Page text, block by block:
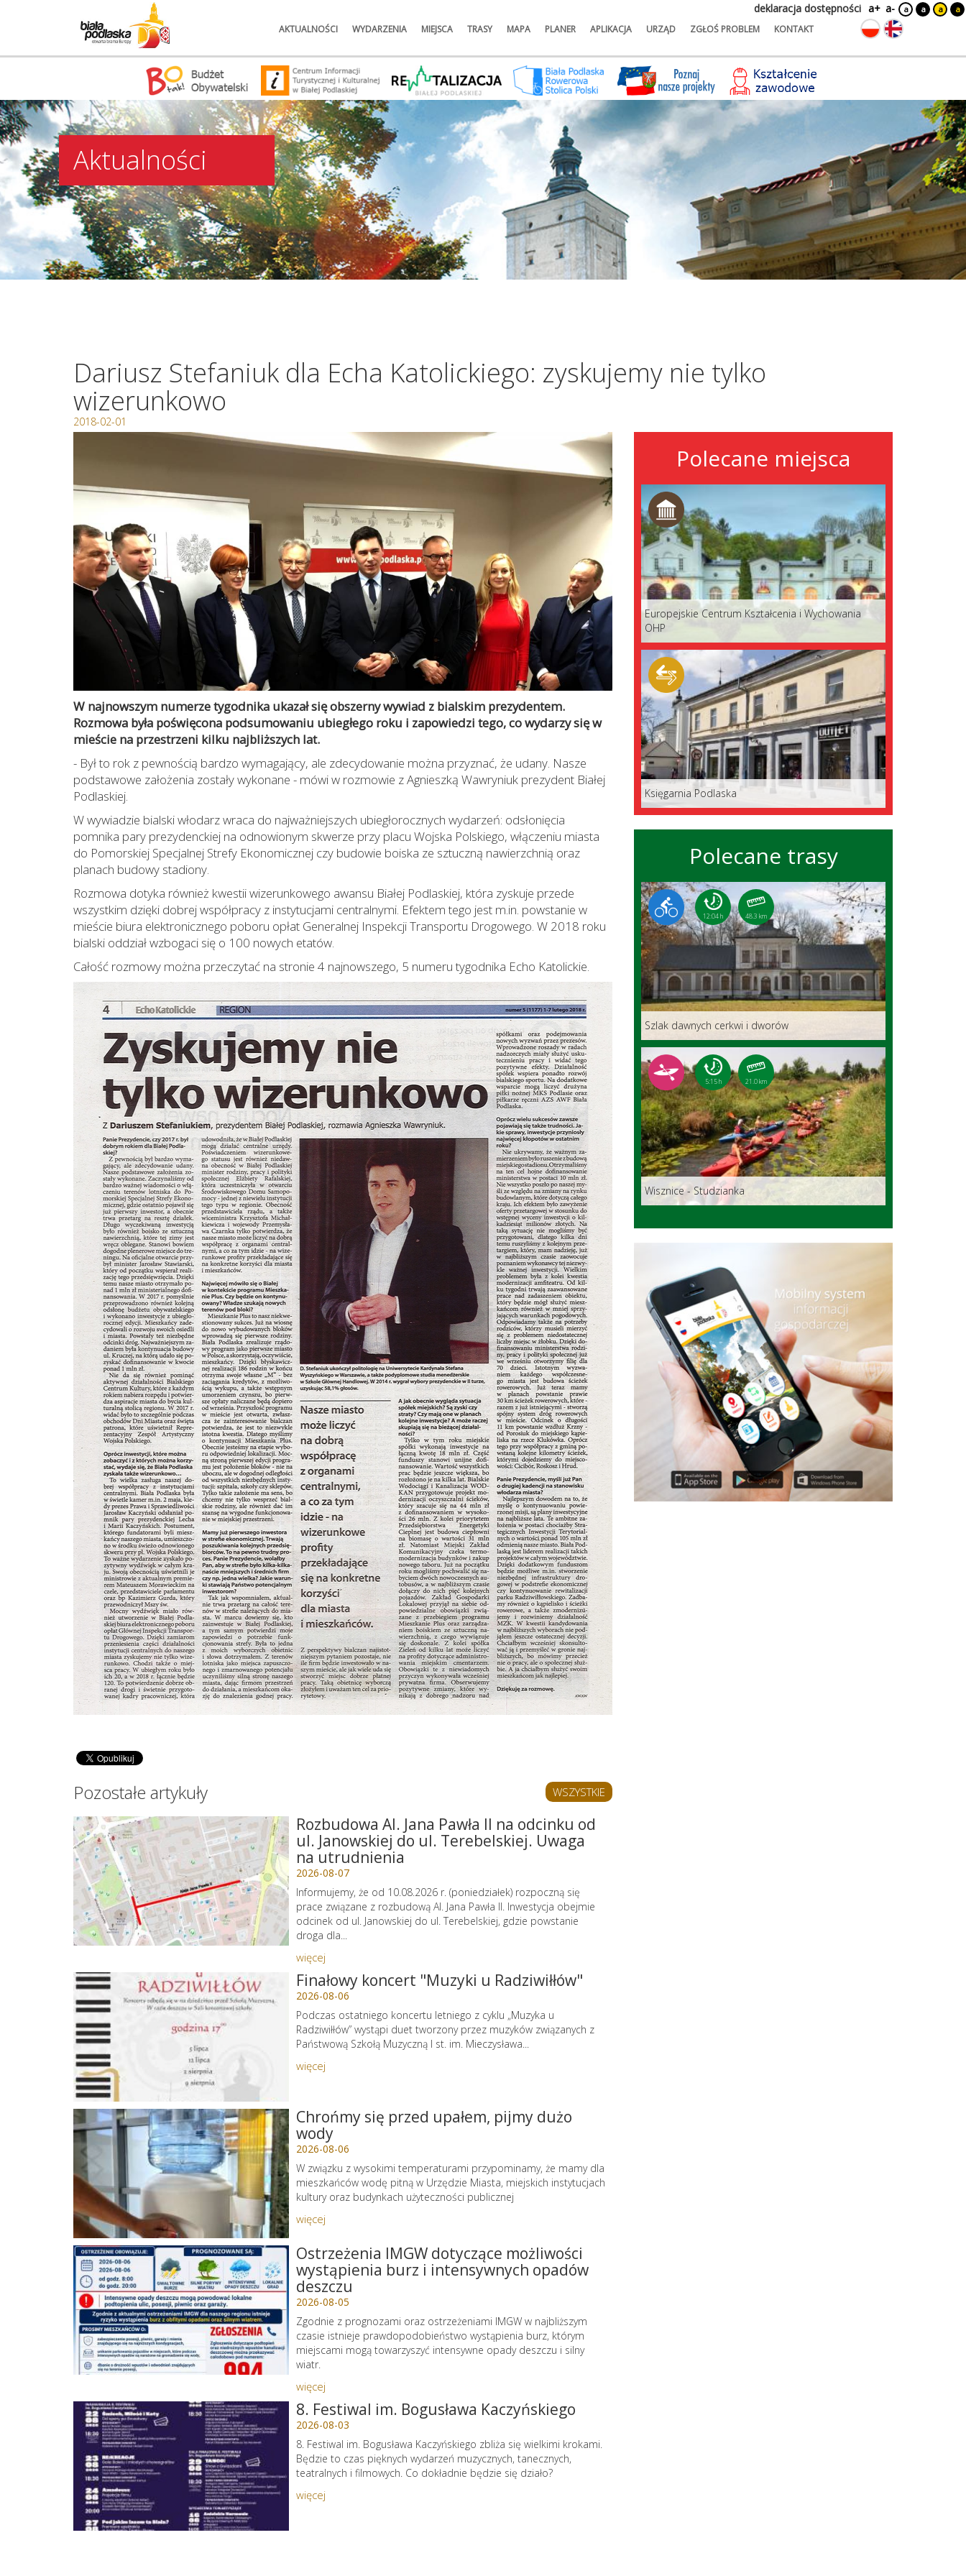
AKTUALNOŚCI WYDARZENIA MIEJSCA TRASY MAPA PLANER APLIKACJA URZĄD ZGŁOŚ PROBLEM KONTAKT
deklaracja dostępności a+ a- a a a a
Aktualności
Dariusz Stefaniuk dla Echa Katolickiego: zyskujemy nie tylko
wizerunkowo
2018-02-01
W najnowszym numerze tygodnika ukazał się obszerny wywiad z bialskim prezydentem.
Rozmowa była poświęcona podsumowaniu ubiegłego roku i zapowiedzi tego, co wydarzy się w
mieście na przestrzeni kilku najbliższych lat.
- Był to rok z pewnością bardzo wymagający, ale zdecydowanie można przyznać, że udany. Nasze
podstawowe założenia zostały wykonane - mówi w rozmowie z Agnieszką Wawryniuk prezydent Białej
Podlaskiej.
W wywiadzie bialski włodarz wraca do najważniejszych ubiegłorocznych wydarzeń: odsłonięcia
pomnika pary prezydenckiej na odnowionym skwerze przy placu Wojska Polskiego, włączeniu miasta
do Pomorskiej Specjalnej Strefy Ekonomicznej czy budowie boiska ze sztuczną nawierzchnią oraz
planach budowy stadiony.
Rozmowa dotyka również kwestii wizerunkowego awansu Białej Podlaskiej, która zyskuje przede
wszystkim dzięki dobrej współpracy z instytucjami centralnymi. Efektem tego jest m.in. powstanie w
mieście biura elektronicznego poboru opłat Generalnej Inspekcji Transportu Drogowego. W 2018 roku
bialski oddział wzbogaci się o 100 nowych etatów.
Całość rozmowy można przeczytać na stronie 4 najnowszego, 5 numeru tygodnika Echo Katolickie.
Pozostałe artykuły WSZYSTKIE
Rozbudowa Al. Jana Pawła II na odcinku od
ul. Janowskiej do ul. Terebelskiej. Uwaga
na utrudnienia
2026-08-07
Informujemy, że od 10.08.2026 r. (poniedziałek) rozpoczną się
prace związane z rozbudową Al. Jana Pawła II. Inwestycja obejmie
odcinek od ul. Janowskiej do ul. Terebelskiej, gdzie powstanie
droga dla...
więcej
Finałowy koncert "Muzyki u Radziwiłłów"
2026-08-06
Podczas ostatniego koncertu letniego z cyklu „Muzyka u
Radziwiłłów” wystąpi duet tworzony przez muzyków związanych z
Państwową Szkołą Muzyczną I st. im. Mieczysława...
więcej
Chrońmy się przed upałem, pijmy dużo
wody
2026-08-06
W związku z wysokimi temperaturami przypominamy, że mamy dla
mieszkańców wodę pitną w Urzędzie Miasta, miejskich instytucjach
kultury oraz budynkach użyteczności publicznej
więcej
Ostrzeżenia IMGW dotyczące możliwości
wystąpienia burz i intensywnych opadów
deszczu
2026-08-05
Zgodnie z prognozami oraz ostrzeżeniami IMGW w najbliższym
czasie istnieje prawdopodobieństwo wystąpienia burz, którym
miejscami mogą towarzyszyć intensywne opady deszczu i silny
wiatr.
więcej
8. Festiwal im. Bogusława Kaczyńskiego
2026-08-03
8. Festiwal im. Bogusława Kaczyńskiego zbliża się wielkimi krokami.
Będzie to czas pięknych wydarzeń muzycznych, tanecznych,
teatralnych i filmowych. Co dokładnie będzie się działo?
więcej
Polecane miejsca
Europejskie Centrum Kształcenia i Wychowania
OHP
Księgarnia Podlaska
Polecane trasy
12:04 h 48.3 km
Szlak dawnych cerkwi i dworów
5:15 h 21.0 km
Wisznice - Studzianka